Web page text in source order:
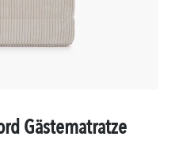
Gästematratze